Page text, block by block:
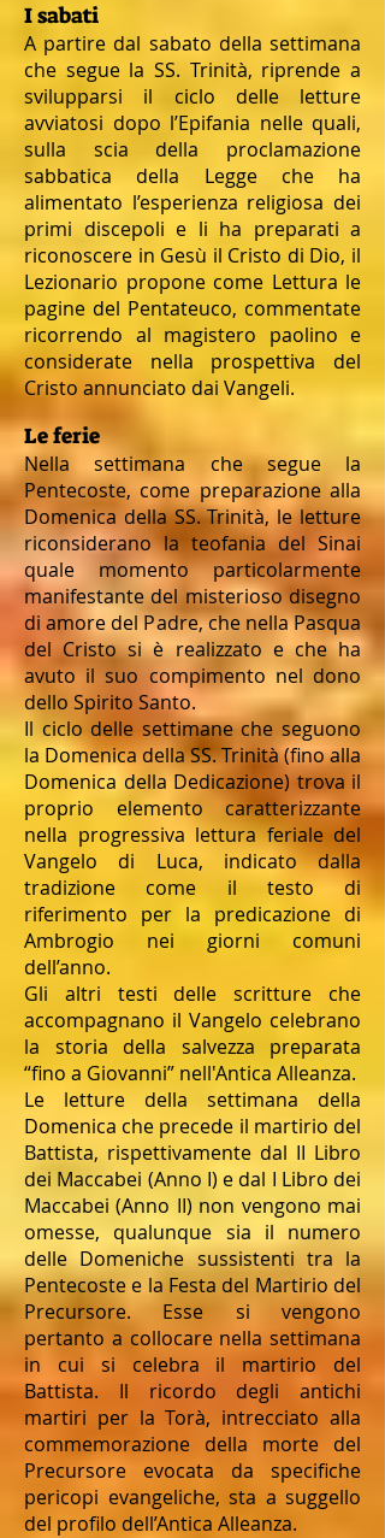
I sabati
A partire dal sabato della settimana
che segue la SS. Trinità, riprende a
svilupparsi il ciclo delle letture
avviatosi dopo l’Epifania nelle quali,
sulla scia della proclamazione
sabbatica della Legge che ha
alimentato l’esperienza religiosa dei
primi discepoli e li ha preparati a
riconoscere in Gesù il Cristo di Dio, il
Lezionario propone come Lettura le
pagine del Pentateuco, commentate
ricorrendo al magistero paolino e
considerate nella prospettiva del
Cristo annunciato dai Vangeli.
Le ferie
Nella settimana che segue la
Pentecoste, come preparazione alla
Domenica della SS. Trinità, le letture
riconsiderano la teofania del Sinai
quale momento particolarmente
manifestante del misterioso disegno
di amore del Padre, che nella Pasqua
del Cristo si è realizzato e che ha
avuto il suo compimento nel dono
dello Spirito Santo.
Il ciclo delle settimane che seguono
la Domenica della SS. Trinità (fino alla
Domenica della Dedicazione) trova il
proprio elemento caratterizzante
nella progressiva lettura feriale del
Vangelo di Luca, indicato dalla
tradizione come il testo di
riferimento per la predicazione di
Ambrogio nei giorni comuni
dell’anno.
Gli altri testi delle scritture che
accompagnano il Vangelo celebrano
la storia della salvezza preparata
“fino a Giovanni” nell'Antica Alleanza.
Le letture della settimana della
Domenica che precede il martirio del
Battista, rispettivamente dal II Libro
dei Maccabei (Anno I) e dal I Libro dei
Maccabei (Anno II) non vengono mai
omesse, qualunque sia il numero
delle Domeniche sussistenti tra la
Pentecoste e la Festa del Martirio del
Precursore. Esse si vengono
pertanto a collocare nella settimana
in cui si celebra il martirio del
Battista. Il ricordo degli antichi
martiri per la Torà, intrecciato alla
commemorazione della morte del
Precursore evocata da specifiche
pericopi evangeliche, sta a suggello
del profilo dell’Antica Alleanza.